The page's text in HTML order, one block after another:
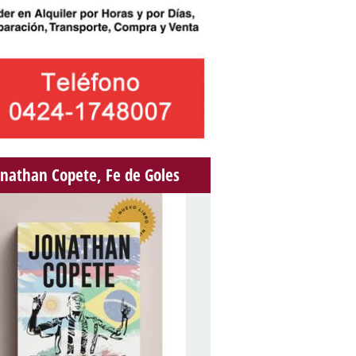
Copete, Fe de Goles